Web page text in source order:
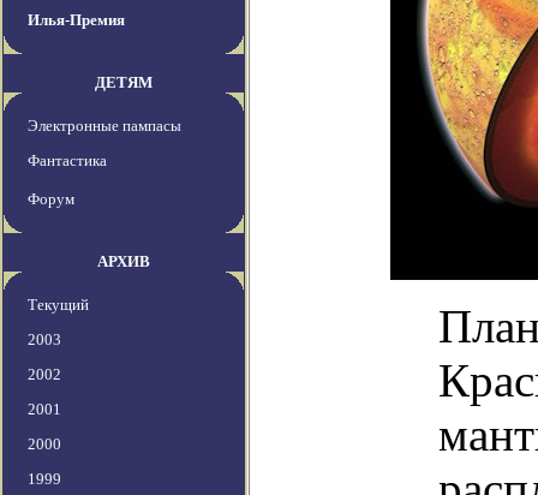
Илья-Премия
ДЕТЯМ
Электронные пампасы
Фантастика
Форум
АРХИВ
Текущий
2003
2002
2001
2000
1999